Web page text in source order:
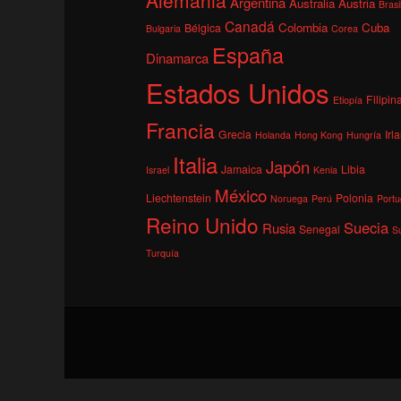
Brasil
Bulgaria Bélgica Canadá Colombia Corea Cuba
Dinamarca España
Estados Unidos Etiopía
Francia Grecia Holanda Hong Kong Hungría
Israel Italia Jamaica Japón Kenia Libia
Liechtenstein México Noruega Perú Polonia
Reino Unido Rusia Senegal Suecia
Turquía